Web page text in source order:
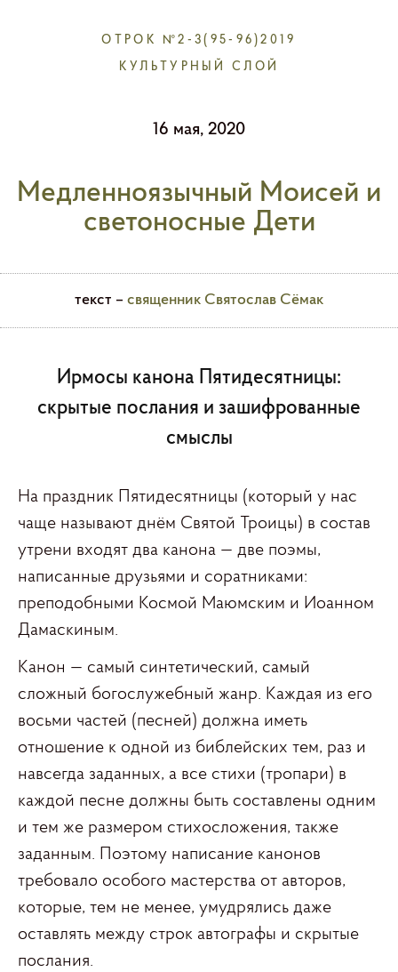
ОТРОК №2-3(95-96)2019
КУЛЬТУРНЫЙ СЛОЙ
16 мая, 2020
Медленноязычный Моисей и
светоносные Дети
текст – священник Святослав Сёмак
Ирмосы канона Пятидесятницы:
скрытые послания и зашифрованные
смыслы
На праздник Пятидесятницы (который у нас
чаще называют днём Святой Троицы) в состав
утрени входят два канона — две поэмы,
написанные друзьями и соратниками:
преподобными Космой Маюмским и Иоанном
Дамаскиным.
Канон — самый синтетический, самый
сложный богослужебный жанр. Каждая из его
восьми частей (песней) должна иметь
отношение к одной из библейских тем, раз и
навсегда заданных, а все стихи (тропари) в
каждой песне должны быть составлены одним
и тем же размером стихосложения, также
заданным. Поэтому написание канонов
требовало особого мастерства от авторов,
которые, тем не менее, умудрялись даже
оставлять между строк автографы и скрытые
послания.